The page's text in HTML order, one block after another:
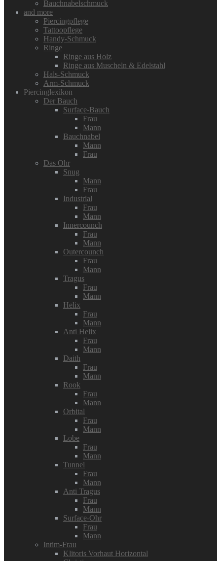
Bauchnabelschmuck
and more
Piercingpflege
Tattoopflege
Handy-Schmuck
Ringe
Ringe aus Holz
Ringe aus Muscheln & Edelstahl
Hals-Schmuck
Arm-Schmuck
Piercinglexikon
Der Bauch
Surface-Bauch
Frau
Mann
Bauchnabel
Mann
Frau
Das Ohr
Snug
Mann
Frau
Industrial
Frau
Mann
Innercounch
Frau
Mann
Outercounch
Frau
Mann
Tragus
Frau
Mann
Helix
Frau
Mann
Anti Helix
Frau
Mann
Daith
Frau
Mann
Rook
Frau
Mann
Orbital
Frau
Mann
Lobe
Frau
Mann
Tunnel
Frau
Mann
Anti Tragus
Frau
Mann
Surface-Ohr
Frau
Mann
Intim-Frau
Klitoris Vorhaut Horizontal